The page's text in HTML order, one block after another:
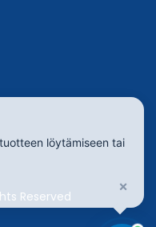
Reserved
löytämiseen tai
×